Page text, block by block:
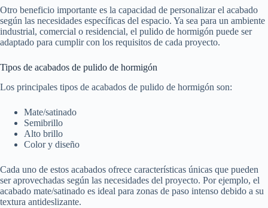
Otro beneficio importante es la capacidad de personalizar el acabado
según las necesidades específicas del espacio. Ya sea para un ambiente
industrial, comercial o residencial, el pulido de hormigón puede ser
adaptado para cumplir con los requisitos de cada proyecto.
Tipos de acabados de pulido de hormigón
Los principales tipos de acabados de pulido de hormigón son:
Mate/satinado
Semibrillo
Alto brillo
Color y diseño
Cada uno de estos acabados ofrece características únicas que pueden
ser aprovechadas según las necesidades del proyecto. Por ejemplo, el
acabado mate/satinado es ideal para zonas de paso intenso debido a su
textura antideslizante.